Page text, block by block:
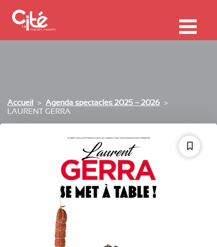
Accueil
Agenda spectacles 2025 – 2026
LAURENT GERRA